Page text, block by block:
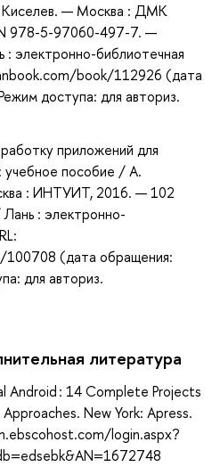
Киселев. — Москва : ДМК
978-5-97060-497-7. —
электронно-библиотечная
book/112926 (дата
доступа: для авториз.
приложений для
пособие / А.
: ИНТУИТ, 2016. — 102
: электронно-
(дата обращения:
для авториз.
литература
Android : 14 Complete Projects
New York: Apress.
login.aspx?